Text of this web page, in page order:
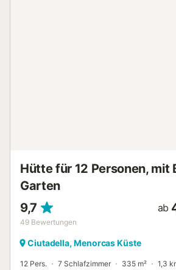
Hütte für 12 Personen, mit
Garten
9,7
49 Bewertungen
ab
Ciutadella, Menorcas Küste
12 Pers. 7 Schlafzimmer 335 m² 1,3